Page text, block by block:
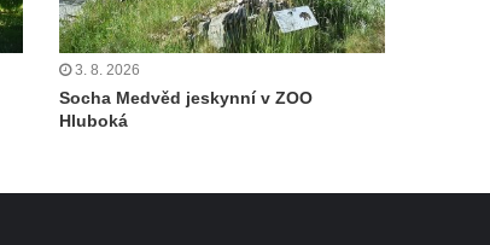
3. 8. 2026
Socha Medvěd jeskynní v ZOO
Hluboká